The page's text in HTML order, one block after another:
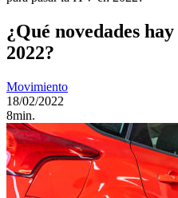
¿Qué novedades
2022?
Movimiento
18/02/2022
8min.